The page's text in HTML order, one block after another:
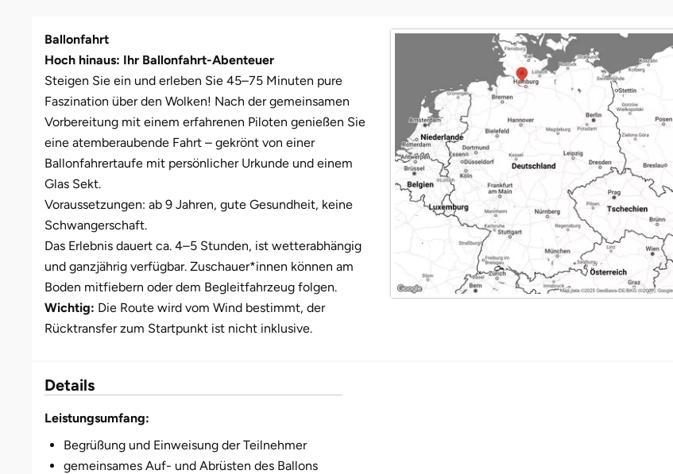
Ballonfahrt
Hoch hinaus: Ihr Ballonfahrt-Abenteuer
Steigen Sie ein und erleben Sie 45–75 Minuten pure
Faszination über den Wolken! Nach der gemeinsamen
Vorbereitung mit einem erfahrenen Piloten genießen Sie
eine atemberaubende Fahrt – gekrönt von einer
Ballonfahrertaufe mit persönlicher Urkunde und einem
Glas Sekt.
Voraussetzungen: ab 9 Jahren, gute Gesundheit, keine
Schwangerschaft.
Das Erlebnis dauert ca. 4–5 Stunden, ist wetterabhängig
und ganzjährig verfügbar. Zuschauer*innen können am
Boden mitfiebern oder dem Begleitfahrzeug folgen.
Wichtig: Die Route wird vom Wind bestimmt, der
Rücktransfer zum Startpunkt ist nicht inklusive.
Details
Leistungsumfang:
Begrüßung und Einweisung der Teilnehmer
gemeinsames Auf- und Abrüsten des Ballons
Mengen
München
Münster
Nürnberg
Oberlausitz
Riesa
Strausberg (Berlin/Brandenburg)
Sömmerda
Römhild
Saalfeld
Sangerhausen
Sonneberg
Unterwellenborn
Weimar
Witterda